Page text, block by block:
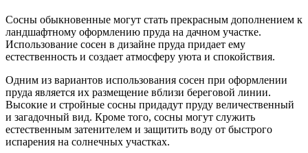
Сосны обыкновенные могут стать прекрасным дополнением к
ландшафтному оформлению пруда на дачном участке.
Использование сосен в дизайне пруда придает ему
естественность и создает атмосферу уюта и спокойствия.
Одним из вариантов использования сосен при оформлении
пруда является их размещение вблизи береговой линии.
Высокие и стройные сосны придадут пруду величественный
и загадочный вид. Кроме того, сосны могут служить
естественным затенителем и защитить воду от быстрого
испарения на солнечных участках.